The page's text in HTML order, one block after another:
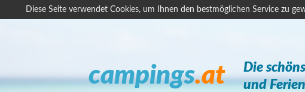
Diese Seite verwendet Cookies, um Ihnen den bestmöglichen Service zu
campings.at
Die
und